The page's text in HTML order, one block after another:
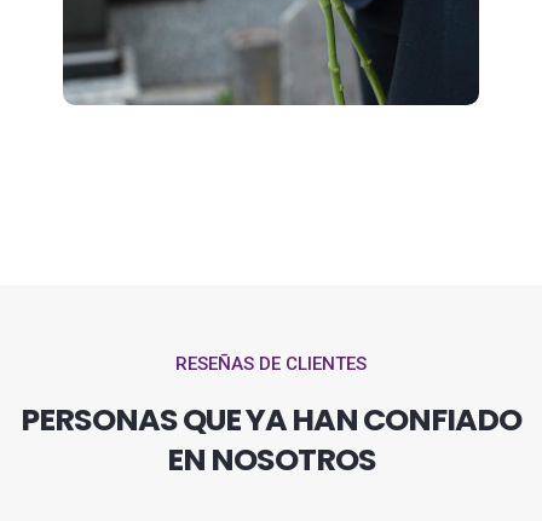
RESEÑAS DE CLIENTES
PERSONAS QUE YA HAN CONFIADO
EN NOSOTROS